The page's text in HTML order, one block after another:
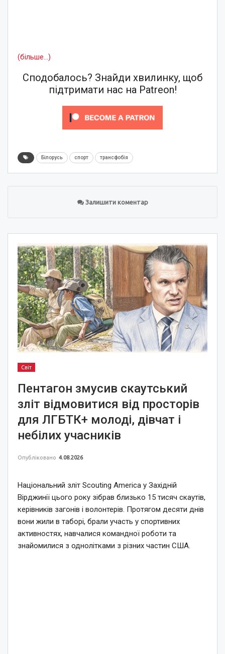
(більше…)
Сподобалось? Знайди хвилинку, щоб
підтримати нас на Patreon!
Білорусь спорт трансфобія
Залишити коментар
Світ
Пентагон змусив скаутський
зліт відмовитися від просторів
для ЛГБТК+ молоді, дівчат і
небілих учасників
Опубліковано 4.08.2026
Національний зліт Scouting America у Західній
Вірджинії цього року зібрав близько 15 тисяч скаутів,
керівників загонів і волонтерів. Протягом десяти днів
вони жили в таборі, брали участь у спортивних
активностях, навчалися командної роботи та
знайомилися з однолітками з різних частин США.